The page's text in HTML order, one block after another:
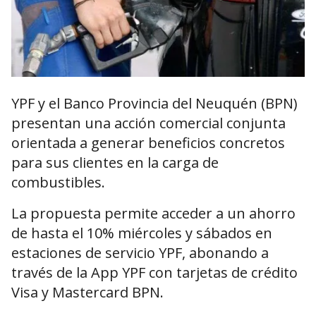
YPF y el Banco Provincia del Neuquén (BPN)
presentan una acción comercial conjunta
orientada a generar beneficios concretos
para sus clientes en la carga de
combustibles.
La propuesta permite acceder a un ahorro
de hasta el 10% miércoles y sábados en
estaciones de servicio YPF, abonando a
través de la App YPF con tarjetas de crédito
Visa y Mastercard BPN.